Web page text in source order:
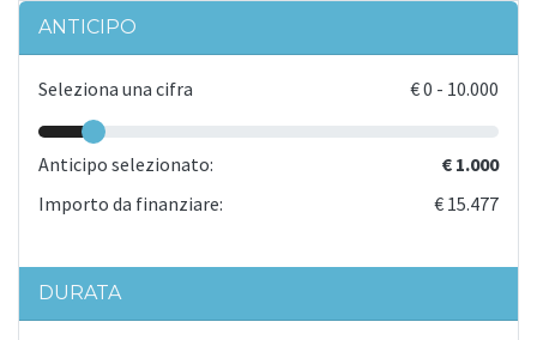
ANTICIPO
Seleziona una cifra €0 - 10.000
Anticipo selezionato:
€ 1.000
Importo da finanziare:
€ 15.477
DURATA